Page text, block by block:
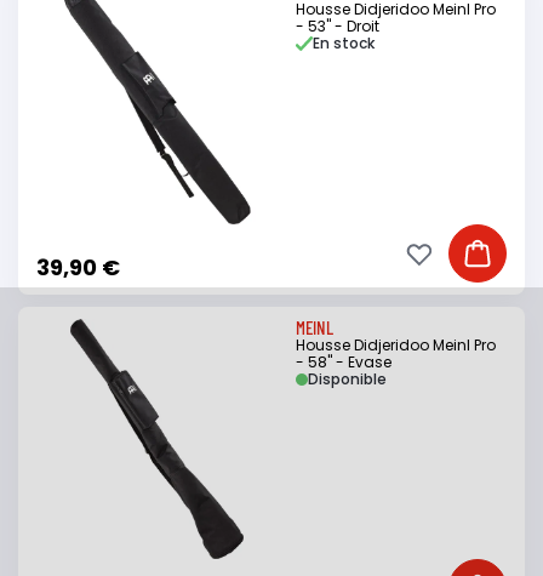
Housse Didjeridoo Meinl Pro
- 53" - Droit
39,90 €
En stock
Ajouter
Ajouter à ma
MEINL
Housse Didjeridoo Meinl Pro
- 58" - Evase
Disponible